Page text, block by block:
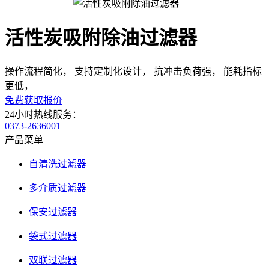
活性炭吸附除油过滤器
操作流程简化， 支持定制化设计， 抗冲击负荷强， 能耗指标
更低，
免费获取报价
24小时热线服务：
0373-2636001
产品菜单
自清洗过滤器
多介质过滤器
保安过滤器
袋式过滤器
双联过滤器